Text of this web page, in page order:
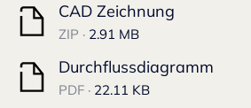
CAD Zeichnung
ZIP · 2.91 MB
Durchflussdiagramm
PDF · 22.11 KB